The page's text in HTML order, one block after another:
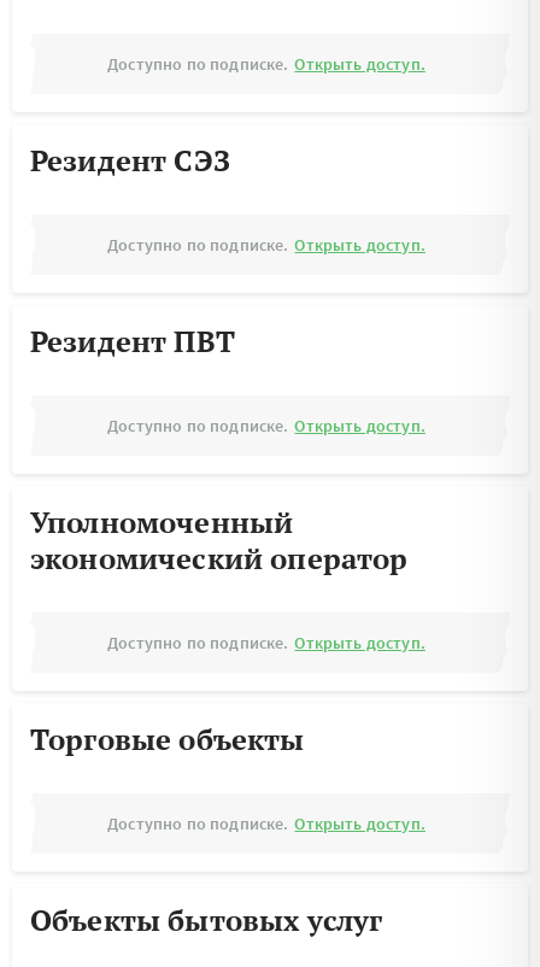
Доступно по подписке. Открыть доступ.
Резидент СЭЗ
Доступно по подписке. Открыть доступ.
Резидент ПВТ
Доступно по подписке. Открыть доступ.
Уполномоченный
экономический оператор
Доступно по подписке. Открыть доступ.
Торговые объекты
Доступно по подписке. Открыть доступ.
Объекты бытовых услуг